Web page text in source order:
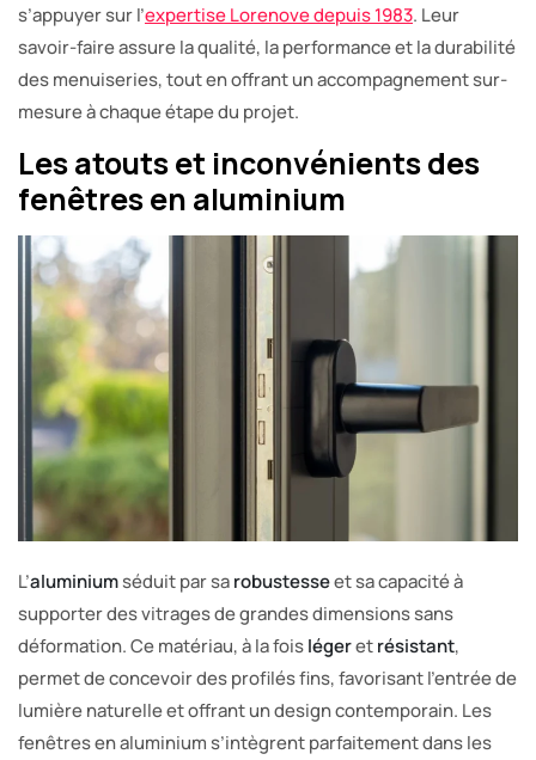
s’appuyer sur l’expertise Lorenove depuis 1983. Leur
savoir-faire assure la qualité, la performance et la durabilité
des menuiseries, tout en offrant un accompagnement sur-
mesure à chaque étape du projet.
Les atouts et inconvénients des
fenêtres en aluminium
L’aluminiumséduit par sarobustesseet sa capacité à
supporter des vitrages de grandes dimensions sans
déformation. Ce matériau, à la foislégeretrésistant,
permet de concevoir des profilés fins, favorisant l’entrée de
lumière naturelle et offrant un design contemporain. Les
fenêtres en aluminium s’intègrent parfaitement dans les